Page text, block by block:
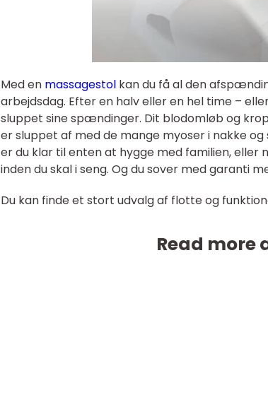
Med en massagestol kan du få al den
arbejdsdag. Efter en halv eller en hel time –
sluppet sine spændinger. Dit blodomløb og
er sluppet af med de mange myoser i nakke
er du klar til enten at hygge med familien,
inden du skal i seng. Og du sover med garanti
Du kan finde et stort udvalg af flotte og
Read more